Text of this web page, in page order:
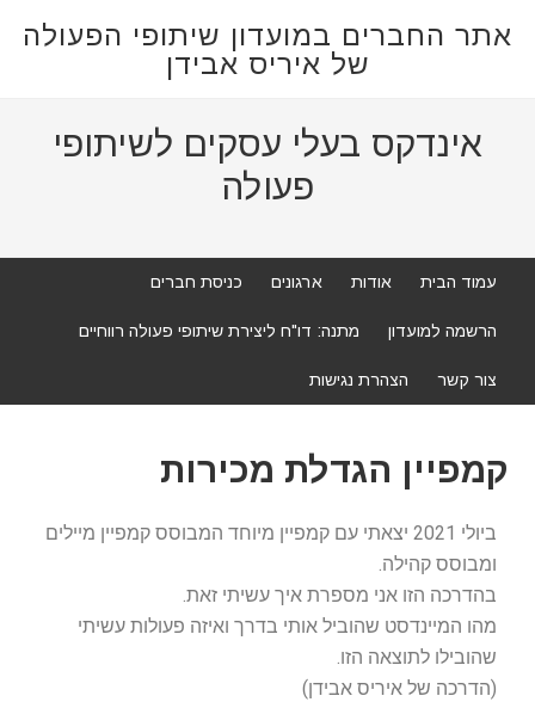
אתר החברים במועדון שיתופי הפעולה
של איריס אבידן
אינדקס בעלי עסקים לשיתופי
פעולה
עמוד הבית אודות ארגונים כניסת חברים
הרשמה למועדון מתנה: דו"ח ליצירת שיתופי פעולה רווחיים
צור קשר הצהרת נגישות
קמפיין הגדלת מכירות
ביולי 2021 יצאתי עם קמפיין מיוחד המבוסס קמפיין מיילים
ומבוסס קהילה.
בהדרכה הזו אני מספרת איך עשיתי זאת.
מהו המיינדסט שהוביל אותי בדרך ואיזה פעולות עשיתי
שהובילו לתוצאה הזו.
(הדרכה של איריס אבידן)